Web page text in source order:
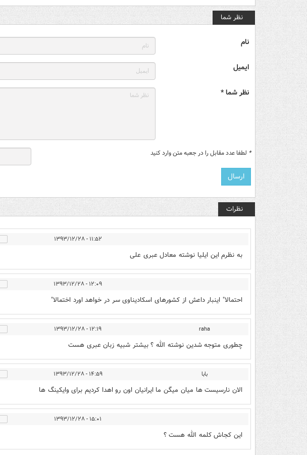
نظر شما
نام
ایمیل
نظر شما *
* لطفا عدد مقابل را در جعبه متن وارد کنید
نظرات
۱۱:۵۲ - ۱۳۹۳/۱۲/۲۸
به نظرم این ایلیا نوشته معادل عبری علی
۱۲:۰۹ - ۱۳۹۳/۱۲/۲۸
احتمالا" اینبار داعش از کشورهای اسکادیناوی سر در خواهد اورد اختمالا"
raha ۱۲:۱۹ - ۱۳۹۳/۱۲/۲۸
چطوری متوجه شدین نوشته الله ؟ بیشتر شبیه زبان عبری هست
بابا ۱۴:۵۹ - ۱۳۹۳/۱۲/۲۸
الان نارسیست ها میان میگن ما ایرانیان اون رو اهدا کردیم برای وایکینگ ها
۱۵:۰۱ - ۱۳۹۳/۱۲/۲۸
این کجاش کلمه الله هست ؟